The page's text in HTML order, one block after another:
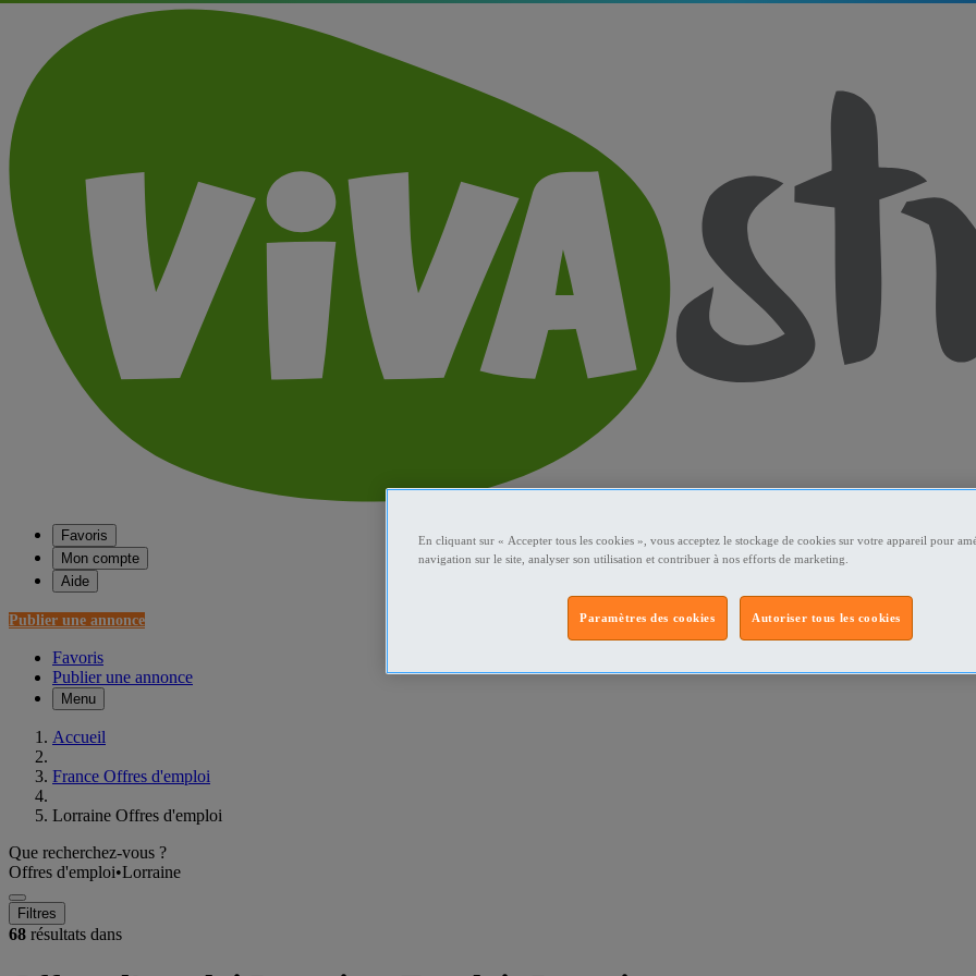
Favoris
Mon compte
Aide
Publier une annonce
Favoris
Publier une annonce
Menu
Accueil
France Offres d'emploi
Lorraine Offres d'emploi
Que recherchez-vous ?
Offres d'emploi•Lorraine
Filtres
68 résultats dans
En cliquant sur « Accepter tous les cookies », vous acceptez le stockage de cookies sur votre appareil pour
navigation sur le site, analyser son utilisation et contribuer à nos efforts de marketing.
Autoriser tous les cookies
Paramètres des cookies